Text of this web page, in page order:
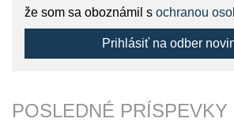
že som sa oboznámil s ochranou
Prihlásiť na odber
POSLEDNÉ PRÍSPEVKY